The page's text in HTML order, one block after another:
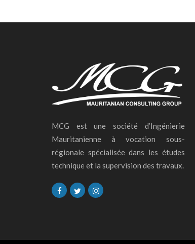
MCG est une société d’Ingénierie
Mauritanienne à vocation sous-
régionale spécialisée dans les études
technique et la supervision des travaux.